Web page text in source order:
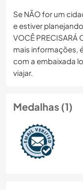
Se NÃO for um
e estiver
VOCÊ PRECISARÁ
mais informações,
com a embaixada
viajar.
Medalhas (1)